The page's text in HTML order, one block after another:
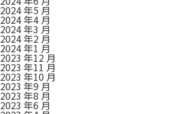
2024 年5 月
2024 年4 月
2024 年3 月
2024 年2 月
2024 年1 月
2023 年12 月
2023 年11 月
2023 年10 月
2023 年9 月
2023 年8 月
2023 年6 月